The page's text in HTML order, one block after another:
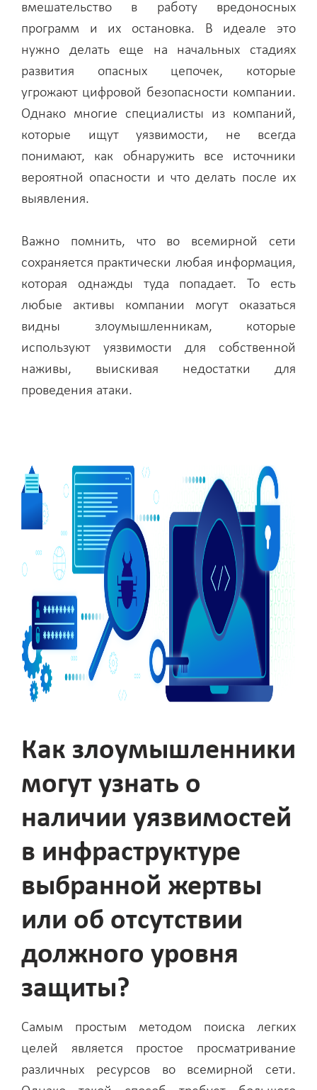
вмешательство в работу вредоносных
программ и их остановка. В идеале это
нужно делать еще на начальных стадиях
развития опасных цепочек, которые
угрожают цифровой безопасности компании.
Однако многие специалисты из компаний,
которые ищут уязвимости, не всегда
понимают, как обнаружить все источники
вероятной опасности и что делать после их
выявления.
Важно помнить, что во всемирной сети
сохраняется практически любая информация,
которая однажды туда попадает. То есть
любые активы компании могут оказаться
видны злоумышленникам, которые
используют уязвимости для собственной
наживы, выискивая недостатки для
проведения атаки.
Как злоумышленники
могут узнать о
наличии уязвимостей
в инфраструктуре
выбранной жертвы
или об отсутствии
должного уровня
защиты?
Самым простым методом поиска легких
целей является простое просматривание
различных ресурсов во всемирной сети.